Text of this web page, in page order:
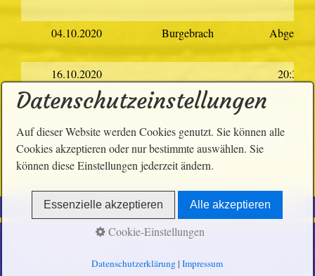
04.10.2020 Burgebrach Abgesagt
16.10.2020
20:30
16.10. bis 18.10.2020
Dresden
21.11.2020 20:00
Datenschutz
© 2024 Bateria quem é
Datenschutzeinstellungen
Auf dieser Website werden Cookies genutzt. Sie können alle
Cookies akzeptieren oder nur bestimmte auswählen. Sie
können diese Einstellungen jederzeit ändern.
Essenzielle akzeptieren Alle akzeptieren
Cookie-Einstellungen
Datenschutzerklärung |Impressum